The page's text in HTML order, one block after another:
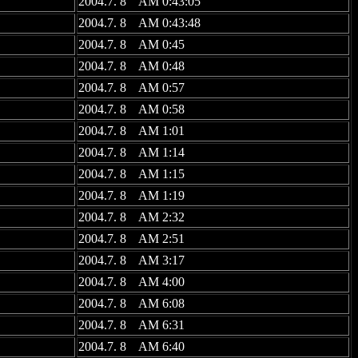
2004.7. 8 AM 0:43:48
2004.7. 8 AM 0:45
2004.7. 8 AM 0:48
2004.7. 8 AM 0:57
2004.7. 8 AM 0:58
2004.7. 8 AM 1:01
2004.7. 8 AM 1:14
2004.7. 8 AM 1:15
2004.7. 8 AM 1:19
2004.7. 8 AM 2:32
2004.7. 8 AM 2:51
2004.7. 8 AM 3:17
2004.7. 8 AM 4:00
2004.7. 8 AM 6:08
2004.7. 8 AM 6:31
2004.7. 8 AM 6:40